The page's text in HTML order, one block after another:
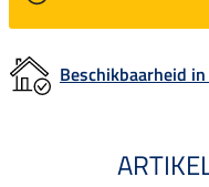
Beschikbaarheid in